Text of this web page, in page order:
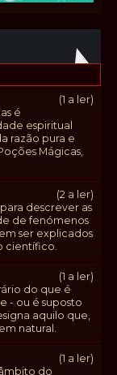
(1 a ler)
é
espiritual
razão pura e
Mágicas,
(2 a ler)
descrever as
de fenómenos
ser explicados
científico.
(1 a ler)
do que é
- ou é suposto
aquilo que,
natural.
(1 a ler)
do